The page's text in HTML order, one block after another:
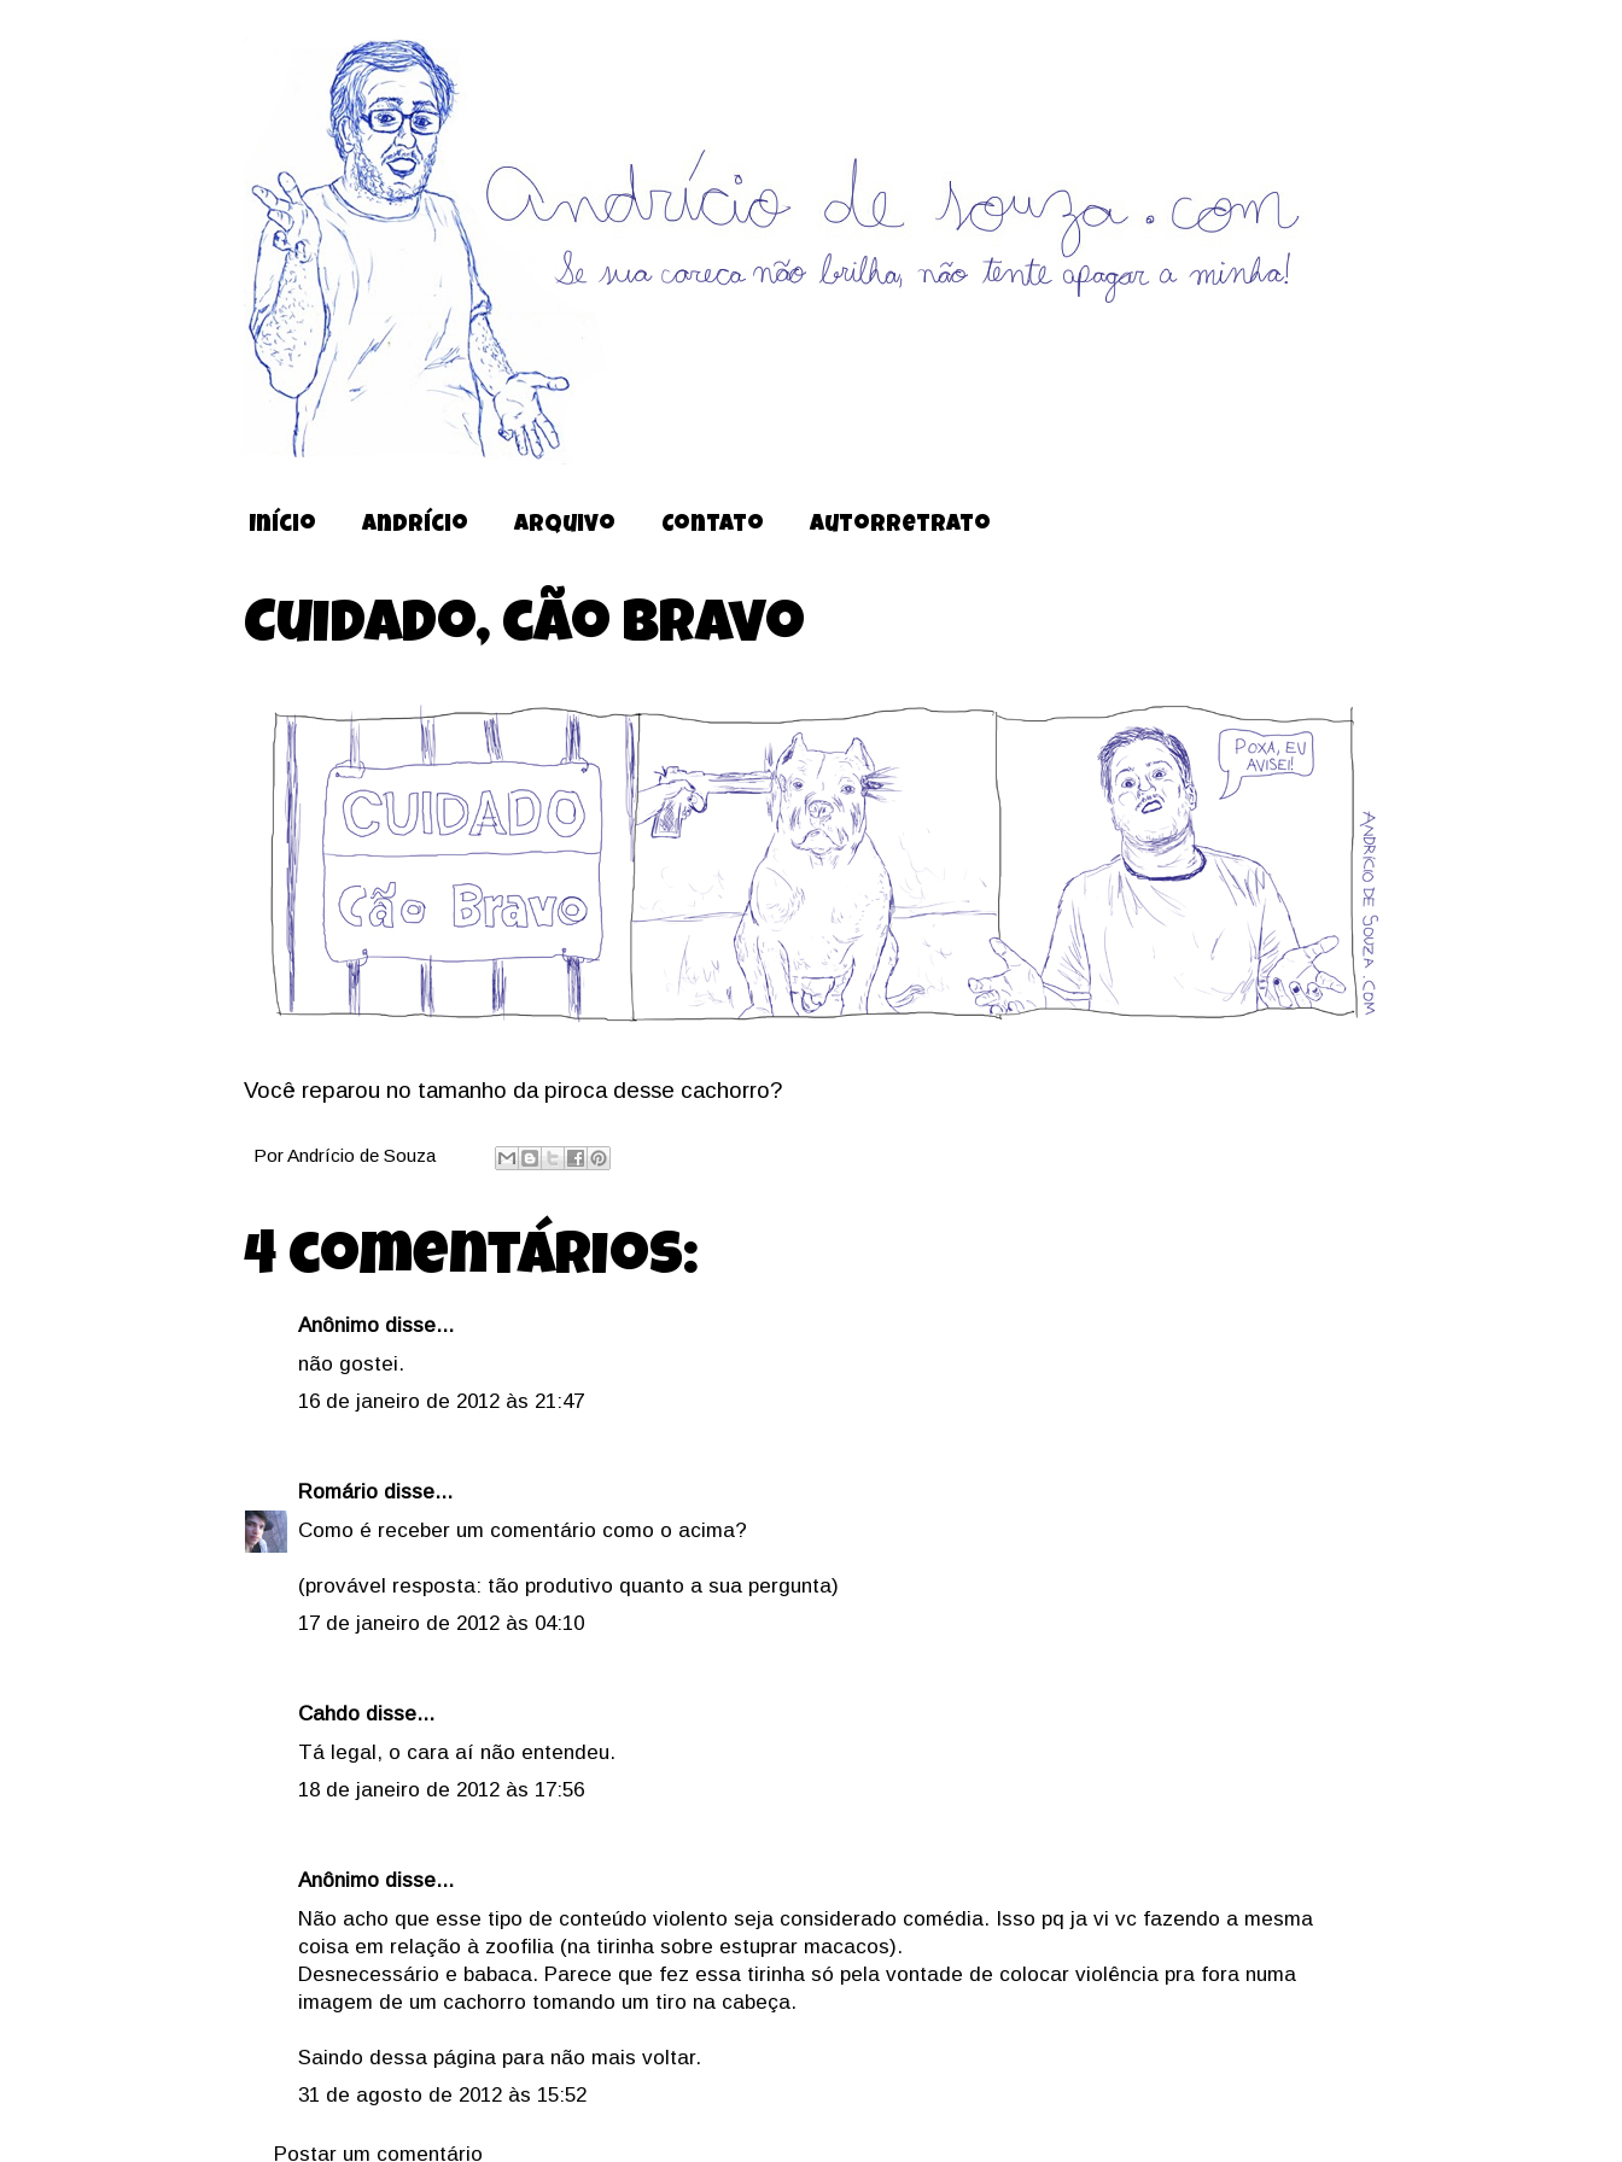
Início Andrício Arquivo Contato Autorretrato
Cuidado, cão bravo
Você reparou no tamanho da piroca desse cachorro?
PorAndrício de Souza
4 comentários:
Anônimo disse...
não gostei.
16 de janeiro de 2012 às 21:47
Romário disse...
Como é receber um comentário como o acima?
(provável resposta: tão produtivo quanto a sua pergunta)
17 de janeiro de 2012 às 04:10
Cahdo disse...
Tá legal, o cara aí não entendeu.
18 de janeiro de 2012 às 17:56
Anônimo disse...
Não acho que esse tipo de conteúdo violento seja considerado comédia. Isso pq ja vi vc fazendo a mesma
coisa em relação à zoofilia (na tirinha sobre estuprar macacos).
Desnecessário e babaca. Parece que fez essa tirinha só pela vontade de colocar violência pra fora numa
imagem de um cachorro tomando um tiro na cabeça.
Saindo dessa página para não mais voltar.
31 de agosto de 2012 às 15:52
Postar um comentário